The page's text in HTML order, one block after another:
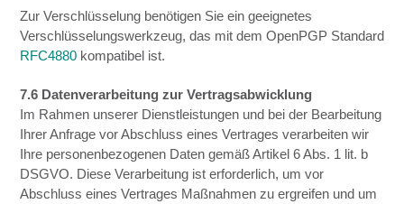
Zur Verschlüsselung benötigen Sie ein geeignetes
Verschlüsselungswerkzeug, das mit dem OpenPGP Standard
RFC4880 kompatibel ist.
7.6 Datenverarbeitung zur Vertragsabwicklung
Im Rahmen unserer Dienstleistungen und bei der Bearbeitung
Ihrer Anfrage vor Abschluss eines Vertrages verarbeiten wir
Ihre personenbezogenen Daten gemäß Artikel 6 Abs. 1 lit. b
DSGVO. Diese Verarbeitung ist erforderlich, um vor
Abschluss eines Vertrages Maßnahmen zu ergreifen und um